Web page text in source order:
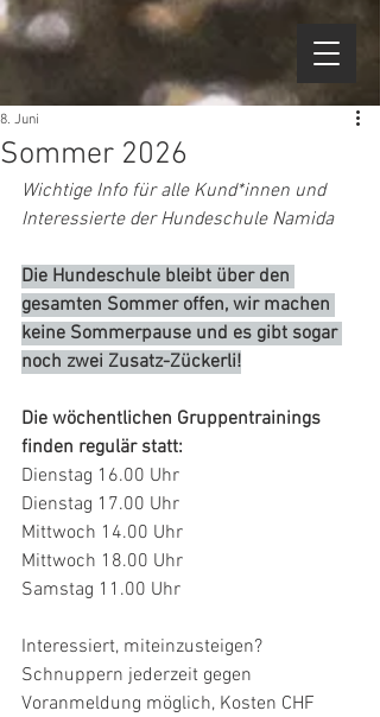
Sommer 2026
8. Juni
Wichtige Info für alle Kund*innen und
Interessierte der Hundeschule Namida
Die Hundeschule bleibt über den
gesamten Sommer offen, wir machen
keine Sommerpause und es gibt sogar
noch zwei Zusatz-Zückerli!
Die wöchentlichen Gruppentrainings
finden regulär statt:
Dienstag 16.00 Uhr
Dienstag 17.00 Uhr
Mittwoch 14.00 Uhr
Mittwoch 18.00 Uhr
Samstag 11.00 Uhr
Interessiert, miteinzusteigen?
Schnuppern jederzeit gegen
Voranmeldung möglich, Kosten CHF